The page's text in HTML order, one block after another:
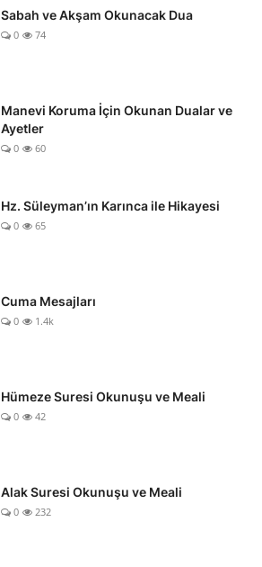
Sabah ve Akşam Okunacak Dua
0 74
Manevi Koruma İçin Okunan Dualar ve
Ayetler
0 60
Hz. Süleyman’ın Karınca ile Hikayesi
0 65
Cuma Mesajları
0 1.4k
Hümeze Suresi Okunuşu ve Meali
0 42
Alak Suresi Okunuşu ve Meali
0 232